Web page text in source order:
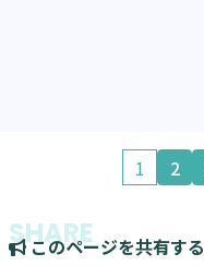
1 2
このページを共有する